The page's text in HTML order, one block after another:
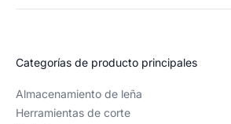
Categorías de producto principales
Almacenamiento de leña
Herramientas de corte